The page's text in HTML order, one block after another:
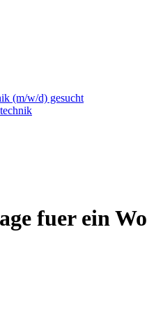
(m/w/d) gesucht
fuer ein